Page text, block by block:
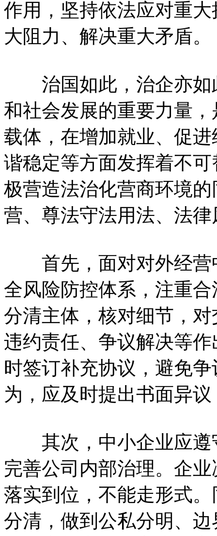
作用，坚持依法应对重
大阻力、解决重大矛盾。
治国如此，治企亦如
和社会发展的重要力量
载体，在增加就业、促
谐稳定等方面发挥着不
极营造法治化营商环境
营、尊法守法用法、法
首先，面对对外经营
全风险防控体系，注重
分清主体，核对细节，
违约责任、争议解决等
时签订补充协议，避免
为，应及时提出书面异
其次，中小企业应遵
完善公司内部治理。企
落实到位，不能走形式
分清，做到公私分明、